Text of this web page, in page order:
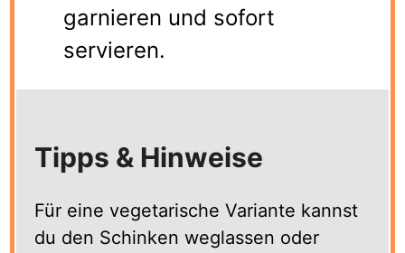
garnieren und sofort
servieren.
Tipps & Hinweise
Für eine vegetarische Variante kannst
du den Schinken weglassen oder